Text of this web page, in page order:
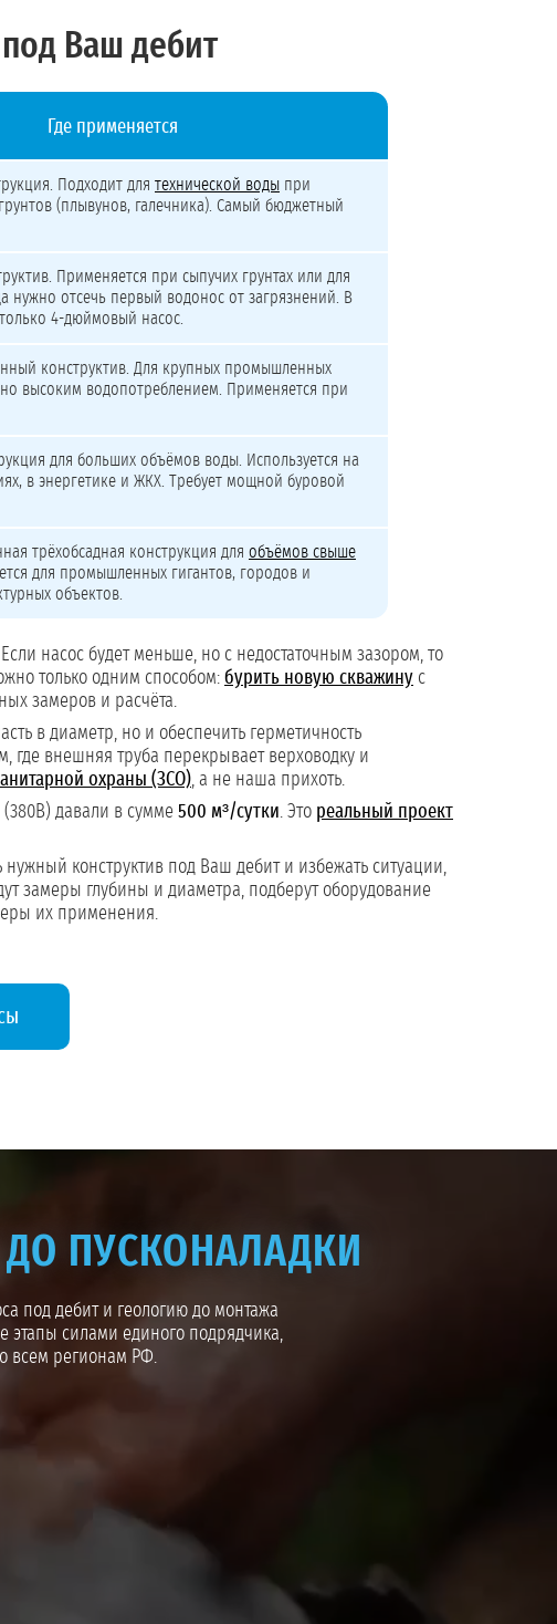
Ваш дебит
Где применяется
Подходит для технической воды при
(плывунов, галечника). Самый бюджетный
Применяется при сыпучих грунтах или для
нужно отсечь первый водонос от загрязнений. В
4-дюймовый насос.
конструктив. Для крупных промышленных
высоким водопотреблением. Применяется при
для больших объёмов воды. Используется на
в энергетике и ЖКХ. Требует мощной буровой
трёхобсадная конструкция для объёмов свыше
для промышленных гигантов, городов и
объектов.
насос будет меньше, но с недостаточным зазором, то
только одним способом: бурить новую скважину с
замеров и расчёта.
в диаметр, но и обеспечить герметичность
где внешняя труба перекрывает верховодку и
охраны (ЗСО), а не наша прихоть.
давали в сумме 500 м³/сутки. Это реальный проект
конструктив под Ваш дебит и избежать ситуации,
замеры глубины и диаметра, подберут оборудование
их применения.
ПУСКОНАЛАДКИ
под дебит и геологию до монтажа
этапы силами единого подрядчика,
всем регионам РФ.